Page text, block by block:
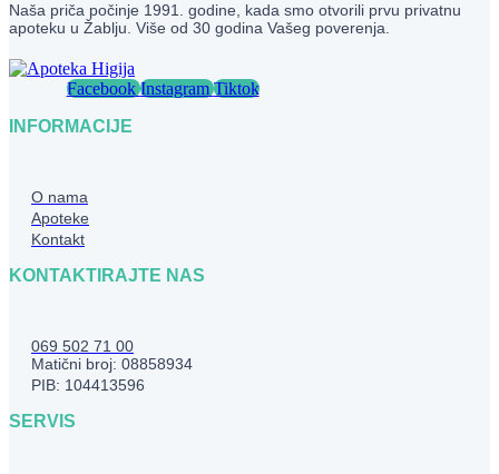
Naša priča počinje 1991. godine, kada smo otvorili prvu privatnu
apoteku u Žablju. Više od 30 godina Vašeg poverenja.
Facebook Instagram Tiktok
INFORMACIJE
O nama
Apoteke
Kontakt
KONTAKTIRAJTE NAS
069 502 71 00
Matični broj: 08858934
PIB: 104413596
SERVIS